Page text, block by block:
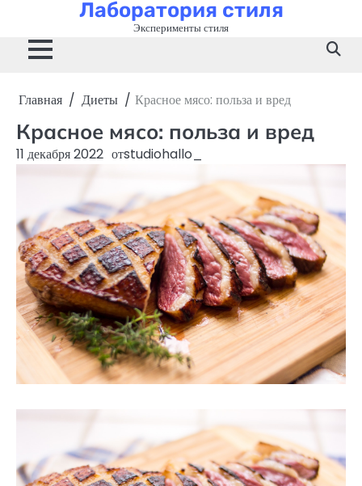
содержимому
Лаборатория стиля
Эксперименты стиля
Главная Диеты Красное мясо: польза и вред
Красное мясо: польза и вред
11 декабря 2022 отstudiohallo_